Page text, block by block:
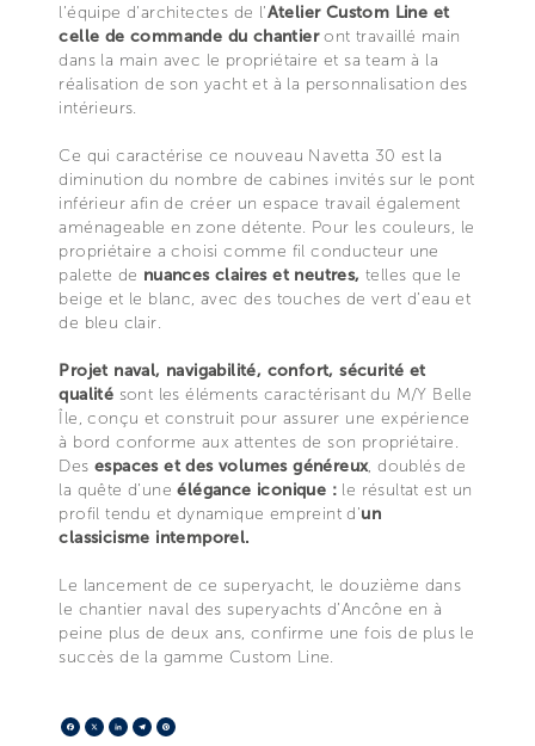
l’équipe d’architectes de l’Atelier Custom Line et
celle de commande du chantieront travaillé main
dans la main avec le propriétaire et sa team à la
réalisation de son yacht et à la personnalisation des
intérieurs.
Ce qui caractérise ce nouveau Navetta 30 est la
diminution du nombre de cabines invités sur le pont
inférieur afin de créer un espace travail également
aménageable en zone détente. Pour les couleurs, le
propriétaire a choisi comme fil conducteur une
palette de nuances claires et neutres, telles que le
beige et le blanc, avec des touches de vert d’eau et
de bleu clair.
Projet naval, navigabilité, confort, sécurité et
qualité sont les éléments caractérisant du M/Y Belle
Île, conçu et construit pour assurer une expérience
à bord conforme aux attentes de son propriétaire.
Des espaces et des volumes généreux, doublés de
la quête d’uneélégance iconique : le résultat est un
profil tendu et dynamique empreint d’un
classicisme intemporel.
Le lancement de ce superyacht, le douzième dans
le chantier naval des superyachts d’Ancône en à
peine plus de deux ans, confirme une fois de plus le
succès de la gamme Custom Line.
Facebook
X LinkedIn
Telegram